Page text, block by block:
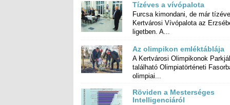
Tízéves a vívópalota
Furcsa kimondani, de már
Kertvárosi Vívópalota az
ligetben. A...
Az olimpikon emléktáblája
A Kertvárosi Olimpikonok
található Olimpiatörténeti
olimpiai...
Röviden a Mesterséges
Intelligenciáról